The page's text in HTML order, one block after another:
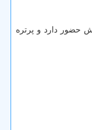
وحش حضور دارد و پرتره